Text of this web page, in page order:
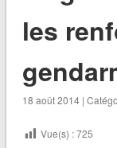
les
18 août 2014 |
Vue(s) :725